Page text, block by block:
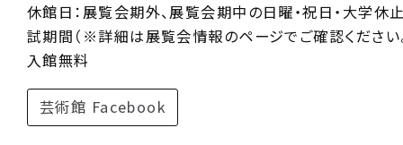
休館日：展覧会期外、展覧会期中の日曜・祝日・大学休
試期間（※詳細は展覧会情報のページでご確認ください
入館無料
芸術館 Facebook